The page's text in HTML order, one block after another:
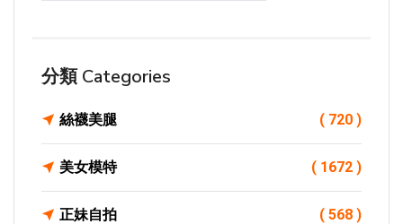
分類 Categories
絲襪美腿 ( 720 )
美女模特 ( 1672 )
正妹自拍 ( 568 )